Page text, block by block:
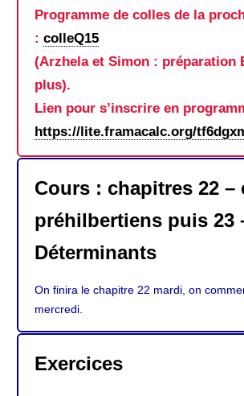
Programme de colles de la
: colleQ15
(Arzhela et Simon : préparation
plus).
Lien pour s’inscrire en
https://lite.framacalc.org/
Cours : chapitres 22 –
préhilbertiens puis 23
Déterminants
On finira le chapitre 22 mardi, on
mercredi.
Exercices